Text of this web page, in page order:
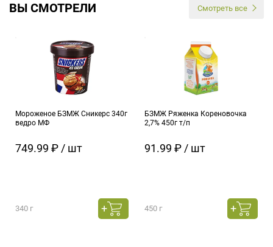
ВЫ СМОТРЕЛИ Смотреть все
Мороженое БЗМЖ Сникерс 340г
ведро МФ
749.99 ₽ / шт
340 г
БЗМЖ Ряженка Кореновочка
2,7% 450г т/п
91.99 ₽ / шт
450 г